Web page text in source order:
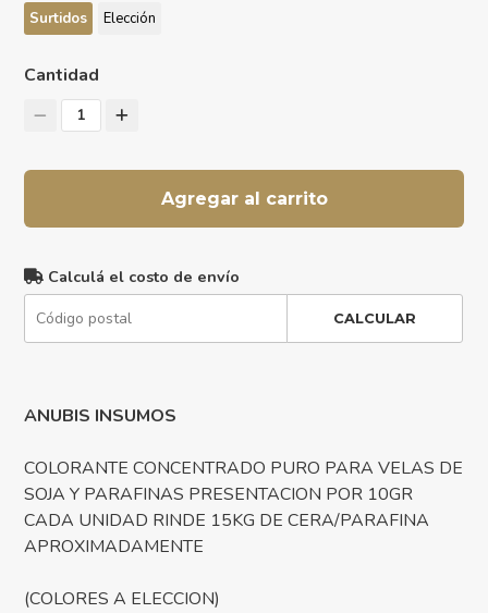
Surtidos Elección
Cantidad
1
Agregar al carrito
Calculá el costo de envío
CALCULAR
ANUBIS INSUMOS
COLORANTE CONCENTRADO PURO PARA VELAS DE
SOJA Y PARAFINAS PRESENTACION POR 10GR
CADA UNIDAD RINDE 15KG DE CERA/PARAFINA
APROXIMADAMENTE
(COLORES A ELECCION)